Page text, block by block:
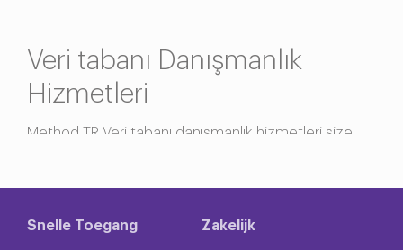
Veri tabanı Danışmanlık
Hizmetleri
Method TR Veri tabanı danışmanlık hizmetleri size
NoSQL, MSSQL, PostgreSQL ve diğerleri dahil olmak
derinlemesine bilgi sahibidir. İş ihtiyaçlarınızı ve
Snelle Toegang Zakelijk